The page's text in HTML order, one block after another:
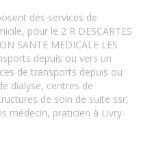
des services de
pour le 2 R DESCARTES
SANTE MEDICALE LES
depuis ou vers un
de transports depuis ou
dialyse, centres de
de soin de suite ssr,
médecin, praticien à Livry-